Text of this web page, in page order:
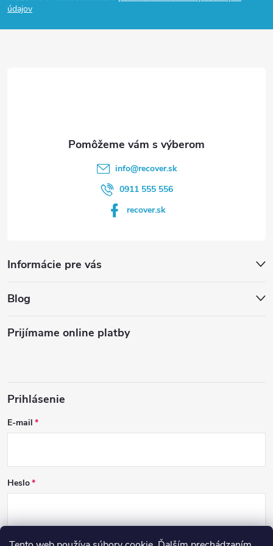
púdajov
info@recover.sk
0911 555 556
recover.sk
Informácie pre vás
Blog
Prijímame online platby
Prihlásenie
E-mail
Heslo